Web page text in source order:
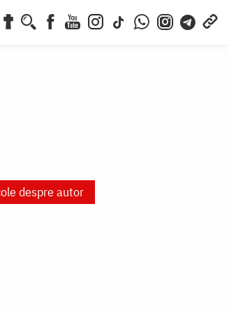
despre autor